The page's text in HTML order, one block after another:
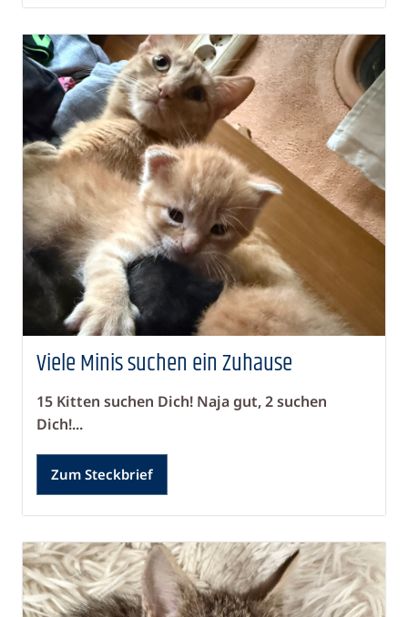
Viele Minis suchen ein Zuhause
15 Kitten suchen Dich! Naja gut, 2 suchen
Dich!...
Zum Steckbrief